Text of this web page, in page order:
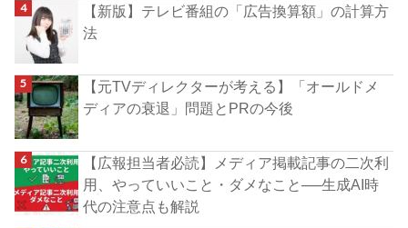
【新版】テレビ番組の「広告換算額」の計算方
法
【元TVディレクターが考える】「オールドメ
ディアの衰退」問題とPRの今後
【広報担当者必読】メディア掲載記事の二次利
用、やっていいこと・ダメなこと──生成AI時
代の注意点も解説